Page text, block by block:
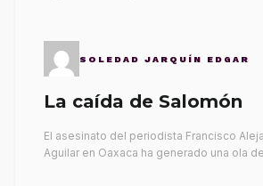
SOLEDAD JARQUÍN EDGAR
La caída de Salomón
El asesinato del periodista Francisco
Aguilar en Oaxaca ha generado una ola